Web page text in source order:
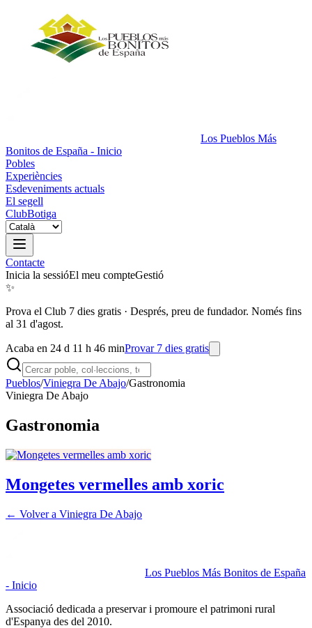
Los Pueblos Más
Bonitos de España - Inicio
Pobles
Experiències
Esdeveniments actuals
El segell
ClubBotiga
Contacte
Inicia la sessióEl meu compteGestió
✨
Prova el Club 7 dies gratis · Després, preu de fundador. Només fins
al 31 d'agost.
Acaba en 24 d 11 h 46 minProvar 7 dies gratis
Pueblos/Viniegra De Abajo/Gastronomia
Viniegra De Abajo
Gastronomia
Mongetes vermelles amb xoric
← Volver a Viniegra De Abajo
Los Pueblos Más Bonitos de España
- Inicio
Associació dedicada a preservar i promoure el patrimoni rural
d'Espanya des del 2010.